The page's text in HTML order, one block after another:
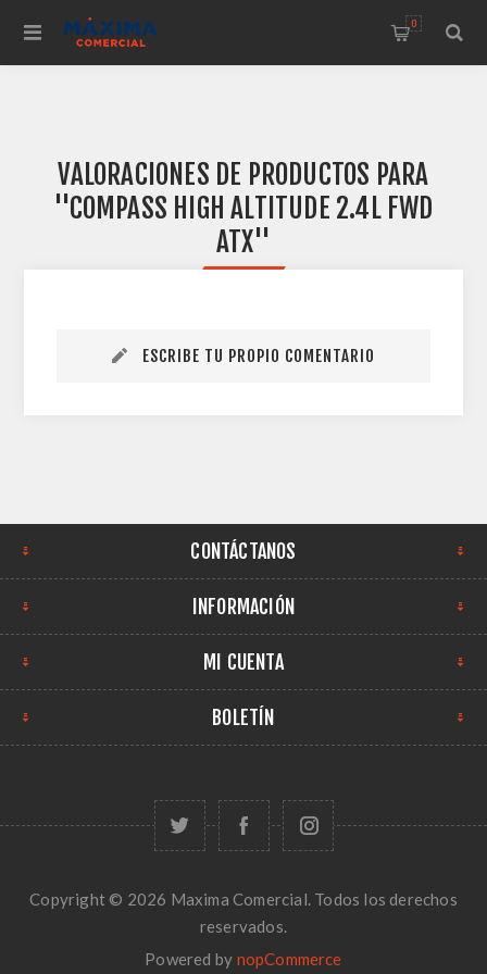
0
VALORACIONES DE PRODUCTOS PARA
COMPASS HIGH ALTITUDE 2.4L FWD
ATX
ESCRIBE TU PROPIO COMENTARIO
CONTÁCTANOS
INFORMACIÓN
MI CUENTA
BOLETÍN
Copyright © 2026 Maxima Comercial. Todos los derechos
reservados.
Powered by nopCommerce